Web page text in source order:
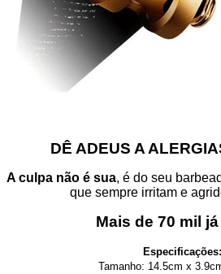
DÊ ADEUS A
A culpa não é sua, é do seu
que sempre irritam e
Mais de 70 mil
Especificações:
Tamanho: 14.5cm x